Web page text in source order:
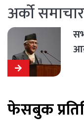
अर्को समाचार
फेसबुक